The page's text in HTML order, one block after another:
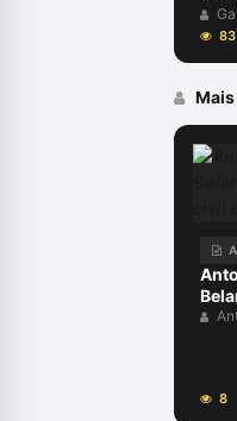
83
civil
8